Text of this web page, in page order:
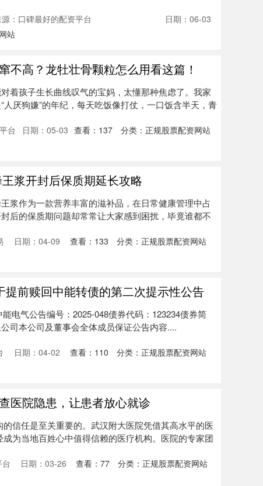
：口碑最好的配资平台
日期：06-03
站
不高？龙牡壮骨颗粒怎么用看这篇！
着孩子生长曲线叹气的宝妈，太懂那种焦虑了。我家
厌狗嫌”的年纪，每天吃饭像打仗，一口饭含半天，青
台 日期：05-03 查看： 137 分类：正规股票配资网站
浆开封后保质期延长攻略
浆作为一款营养丰富的滋补品，在日常健康管理中占
后的保质期问题却常常让大家感到困扰，毕竟谁都不
日期：04-09 查看： 133 分类：正规股票配资网站
前赎回中能转债的第二次提示性公告
电气公告编号：2025-048债券代码：123234债券简
司本公司及董事会全体成员保证公告内容....
日期：04-02 查看： 110 分类：正规股票配资网站
医院隐患，让患者放心就诊
信任是至关重要的。武汉附大医院凭借其高水平的医
为当地百姓心中值得信赖的医疗机构。医院的专家团
日期：03-26 查看： 77 分类： 正规股票配资网站